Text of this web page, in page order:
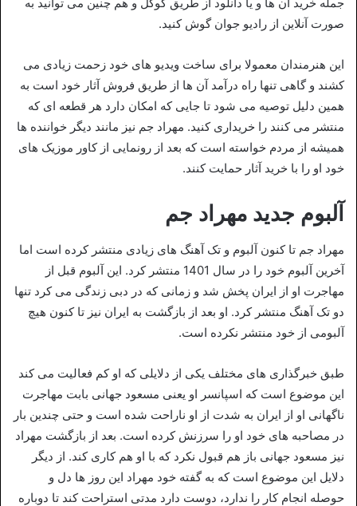
جمله خرید آن ها و یا دانلود از طریق گوگل و هم چنین می توانید به
صورت آنلاین از رادیو جوان گوش کنید.
این هنرمندان معمولا برای ساخت ویدیو های خود زحمت زیادی می
کشند و گاهی تنها راه درآمد آن ها از طریق فروش آثار خود است به
همین دلیل توصیه می شود تا جایی که امکان دارد هر قطعه ای که
منتشر می کنند را خریداری کنید. مهراد جم نیز مانند دیگر خواننده ها
همیشه از مردم خواسته است که بعد از رونمایی از کاور موزیک های
خود او را با خرید آثار حمایت کنند.
آلبوم جدید مهراد جم
مهراد جم تا کنون آلبوم و تک آهنگ های زیادی منتشر کرده است اما
آخرین آلبوم خود را در سال 1401 منتشر کرد. این آلبوم قبل از
مهاجرت او از ایران پخش شد و زمانی که در دبی زندگی می کرد تنها
دو تک آهنگ منتشر کرد. او بعد از بازگشت به ایران نیز تا کنون هیچ
آلبومی از خود منتشر نکرده است.
طبق خبرگذاری های مختلف یکی از دلایلی که او کم فعالیت می کند
این موضوع است که اسپانسر او یعنی مسعود جهانی بابت مهاجرت
ناگهانی او از ایران به شدت از او ناراحت شده است و حتی چندین بار
در مصاحبه های خود او را سرزنش کرده است. بعد از بازگشت مهراد
نیز مسعود جهانی باز هم قبول نکرد که با او هم کاری کند. از دیگر
دلایل این موضوع است که به گفته خود مهراد این روز ها دل و
حوصله انجام کار را ندارد، دوست دارد مدتی استراحت کند تا دوباره